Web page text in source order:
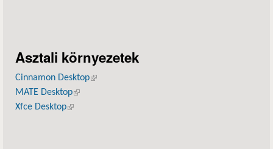
Asztali környezetek
Cinnamon Desktop(külső hivatkozás)
MATE Desktop(külső hivatkozás)
Xfce Desktop(külső hivatkozás)